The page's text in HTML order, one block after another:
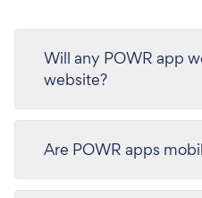
Will any POWR app
website?
Are POWR apps